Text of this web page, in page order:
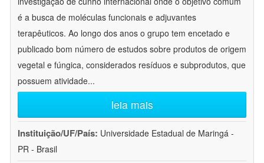
é a busca de moléculas funcionais e adjuvantes
terapêuticos. Ao longo dos anos o grupo tem encetado e
publicado bom número de estudos sobre produtos de origem
vegetal e fúngica, considerados resíduos e subprodutos, que
possuem atividade...
leia mais
Instituição/UF/País: Universidade Estadual de Maringá -
PR - Brasil